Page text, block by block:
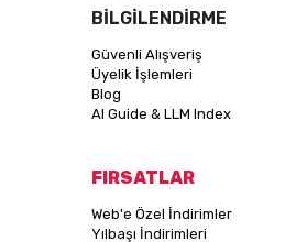
BİLGİLENDİRME
Güvenli Alışveriş
Üyelik İşlemleri
Blog
AI Guide & LLM Index
FIRSATLAR
Web'e Özel İndirimler
Yılbaşı İndirimleri